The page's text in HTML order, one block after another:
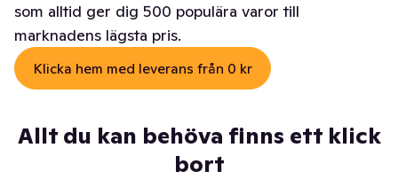
som alltid ger dig 500 populära varor till
marknadens lägsta pris.
Klicka hem med leverans från 0 kr
Allt du kan behöva finns ett klick
bort